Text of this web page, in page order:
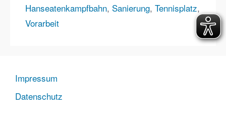
Hanseatenkampfbahn, Sanierung, Tennisplatz,
Vorarbeit
Impressum
Datenschutz